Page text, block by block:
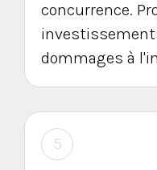
concurrence.
dommages à
5